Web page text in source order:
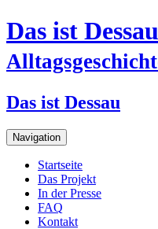
Das ist Dessau
Das ist Dessau
Navigation
Startseite
Das Projekt
In der Presse
FAQ
Kontakt